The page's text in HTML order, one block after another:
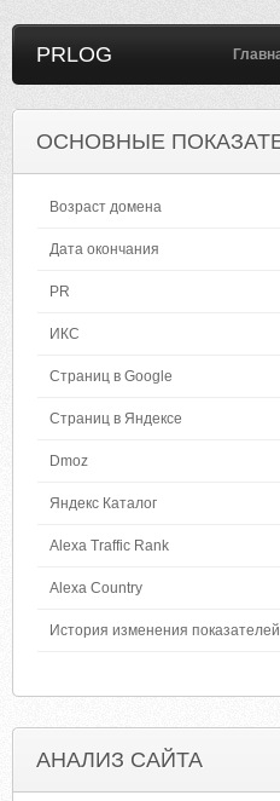
PRLOG
ОСНОВНЫЕ
Возраст домена
Дата окончания
PR
ИКС
Страниц в Google
Страниц в Яндексе
Dmoz
Яндекс Каталог
Alexa Traffic Rank
Alexa Country
История изменения показателей
АНАЛИЗ САЙТА